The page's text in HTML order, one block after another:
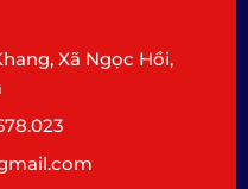
Xã Ngọc Hồi,